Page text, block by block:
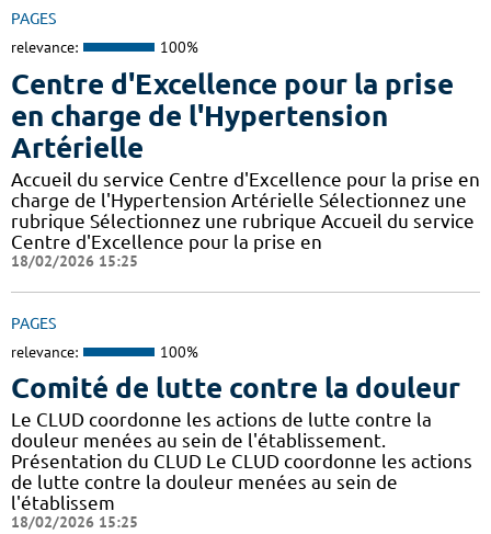
PAGES
relevance: 100%
Centre d'Excellence pour la prise
en charge de l'Hypertension
Artérielle
Accueil du service Centre d'Excellence pour la prise en
charge de l'Hypertension Artérielle Sélectionnez une
rubrique Sélectionnez une rubrique Accueil du service
Centre d'Excellence pour la prise en
18/02/2026 15:25
PAGES
relevance: 100%
Comité de lutte contre la douleur
Le CLUD coordonne les actions de lutte contre la
douleur menées au sein de l'établissement.
Présentation du CLUD Le CLUD coordonne les actions
de lutte contre la douleur menées au sein de
l'établissem
18/02/2026 15:25